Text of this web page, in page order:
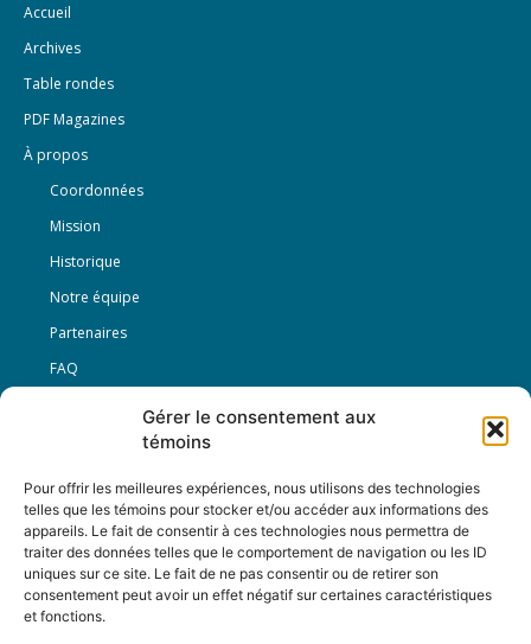
Gérer le consentement aux
témoins
Pour offrir les meilleures expériences, nous utilisons des technologies
telles que les témoins pour stocker et/ou accéder aux informations des
appareils. Le fait de consentir à ces technologies nous permettra de
traiter des données telles que le comportement de navigation ou les ID
uniques sur ce site. Le fait de ne pas consentir ou de retirer son
consentement peut avoir un effet négatif sur certaines caractéristiques
et fonctions.
Accueil
Archives
Table rondes
PDF Magazines
À propos
Coordonnées
Mission
Historique
Notre équipe
Partenaires
FAQ
Conditions générales
Nous Suivre